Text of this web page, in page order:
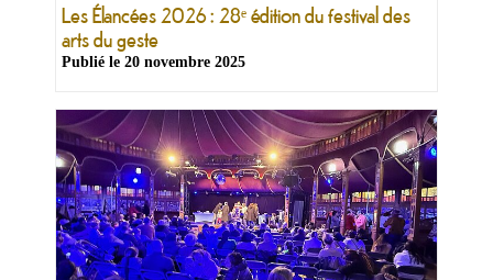
Les Élancées 2026 : 28ᵉ édition du festival des
arts du geste
Publié le 20 novembre 2025